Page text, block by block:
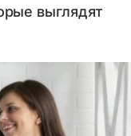
выглядят